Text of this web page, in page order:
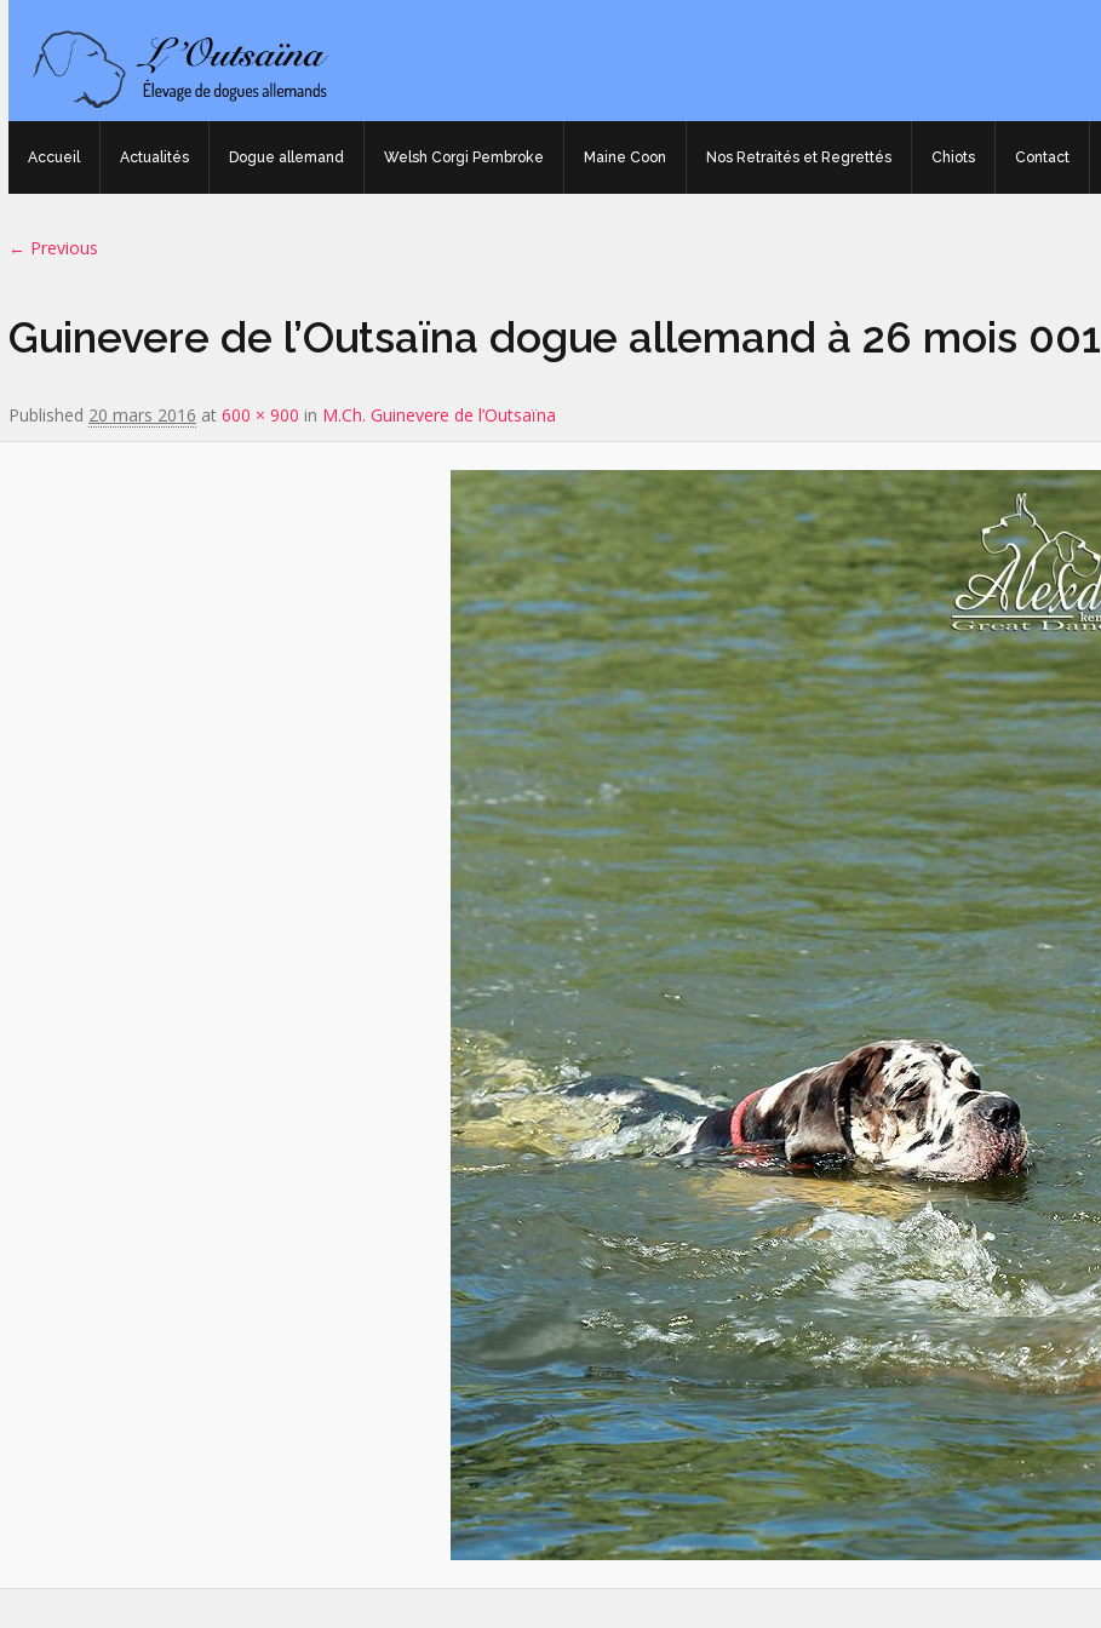
Accueil Actualités Dogue allemand Welsh Corgi Pembroke Maine Coon Nos Retraités et Regrettés Chiots Contact
Image navigation
← Previous
Guinevere de l’Outsaïna dogue allemand à 26 mois 001
Published 20 mars 2016 at 600 × 900 in M.Ch. Guinevere de l’Outsaïna